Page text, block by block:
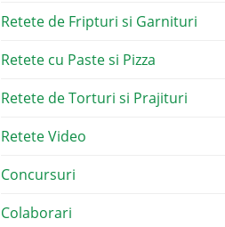
Retete de Fripturi si Garnituri
Retete cu Paste si Pizza
Retete de Torturi si Prajituri
Retete Video
Concursuri
Colaborari